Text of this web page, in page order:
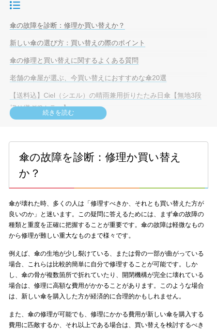
傘の故障を診断：修理か買い替えか？
新しい傘の選び方：買い替えの際のポイント
傘の修理と買い替えに関するよくある質問
老舗の傘屋が選ぶ、今買い替えにおすすめな傘20選
【送料込】Ciel（シエル）の晴雨兼用折りたたみ日傘【無地3段
切り継ぎ/8カラー】
小宮商店 晴雨兼用メンズ長傘雨傘【裏縞】
ゼロアンドの晴雨兼用折りたたみ日傘【軽量ワイド/6カラー】
晴雨兼用2段ミニ折りたたみ日傘【花バード/3カラー】
【送料込】雨傘【深張り寒竹手元/無地・ストライプ】
ゼロアンドの晴雨兼用折りたたみ自動開閉日傘【ワイド/5カ
晴雨兼用2段ミニ折りたたみ刺繍日傘【メリーベリーブルーベ
リー】
パーティーレイン藤田屋 日本製日傘 藤田屋オリジナルブラン
晴雨兼用2段ミニ折りたたみ日傘【ミモザ（水色/みずいろ）】
続きを読む
傘の故障を診断：修理か買い替え
か？
傘が壊れた時、多くの人は「修理すべきか、それとも買い替えた方が
良いのか」と迷います。この疑問に答えるためには、まず傘の故障の
種類と重度を正確に把握することが重要です。傘の故障は軽微なもの
から修理が難しい重大なものまで様々です。
例えば、傘の生地が少し裂けている、または骨の一部が曲がっている
場合、これらは比較的簡単に自分で修理することが可能です。しか
し、傘の骨が複数箇所で折れていたり、開閉機構が完全に壊れている
場合は、修理に高額な費用がかかることがあります。このような場合
は、新しい傘を購入した方が経済的に合理的かもしれません。
また、傘の修理が可能でも、修理にかかる費用が新しい傘を購入する
費用に匹敵するか、それ以上である場合は、買い替えを検討するべき